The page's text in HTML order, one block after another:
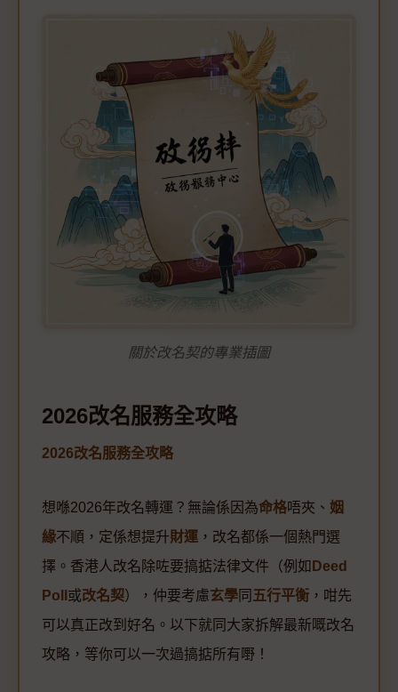
關於改名契的專業插圖
2026改名服務全攻略
2026改名服務全攻略
想喺2026年改名轉運？無論係因為命格唔夾、 姻
緣不順，定係想提升財運 ，改名都係一個熱門選
擇。香港人改名除咗要搞掂法律文件（例如 Deed
Poll 或改名契），仲要考慮玄學 同 五行平衡 ，咁先
可以真正改到好名。以下就同大家拆解最新嘅改名
攻略，等你可以一次過搞掂所有嘢！